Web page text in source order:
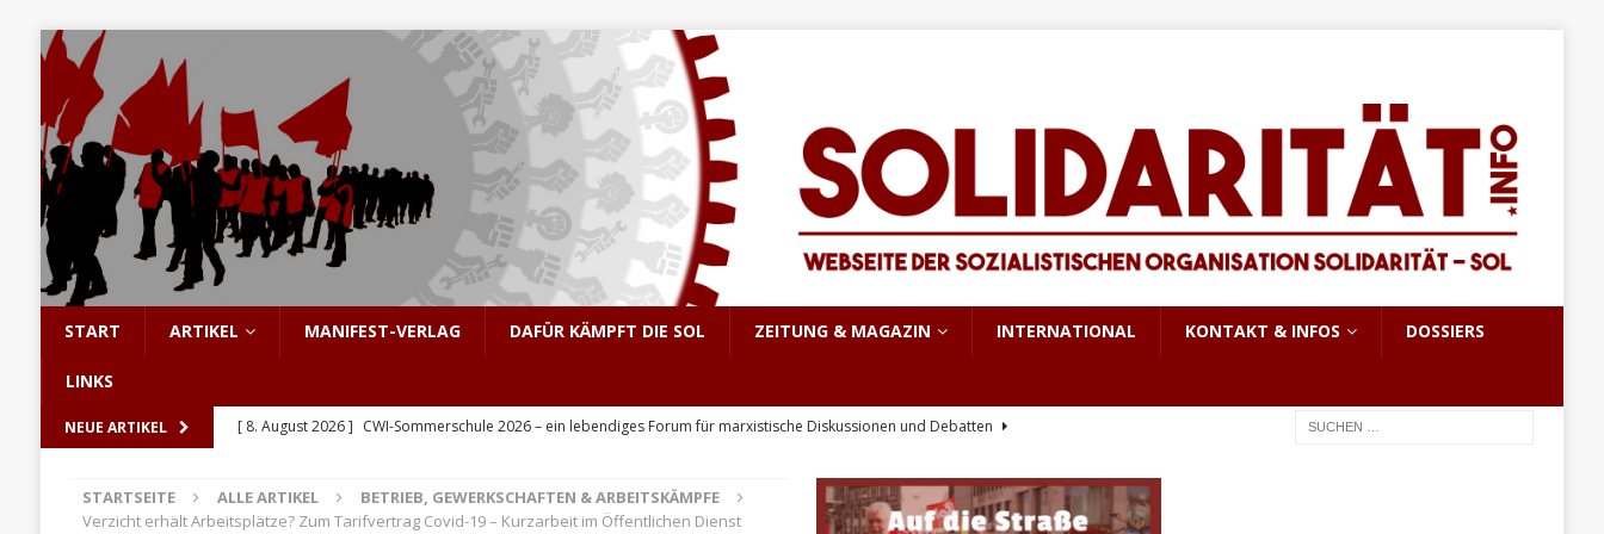
START ARTIKEL MANIFEST-VERLAG DAFÜR KÄMPFT DIE SOL ZEITUNG & MAGAZIN INTERNATIONAL KONTAKT & INFOS DOSSIERS
LINKS
NEUE ARTIKEL [ 8. August 2026 ] CWI-Sommerschule 2026 – ein lebendiges Forum für marxistische Diskussionen und Debatten
[ 7. August 2026 ]
“Schluss jetzt. Protest, Widerstand, Streik!”
BETRIEB, GEWERKSCHAFTEN & ARBEITSKÄMPFE
STARTSEITE ALLE ARTIKEL
BETRIEB, GEWERKSCHAFTEN & ARBEITSKÄMPFE
Verzicht erhält Arbeitsplätze? Zum Tarifvertrag Covid-19 – Kurzarbeit im Öffentlichen Dienst